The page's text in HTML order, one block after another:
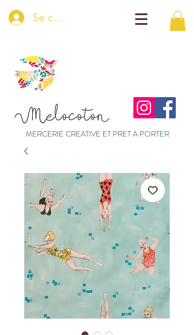
Se connecter
MERCERIE CREATIVE ET PRET A PORTER